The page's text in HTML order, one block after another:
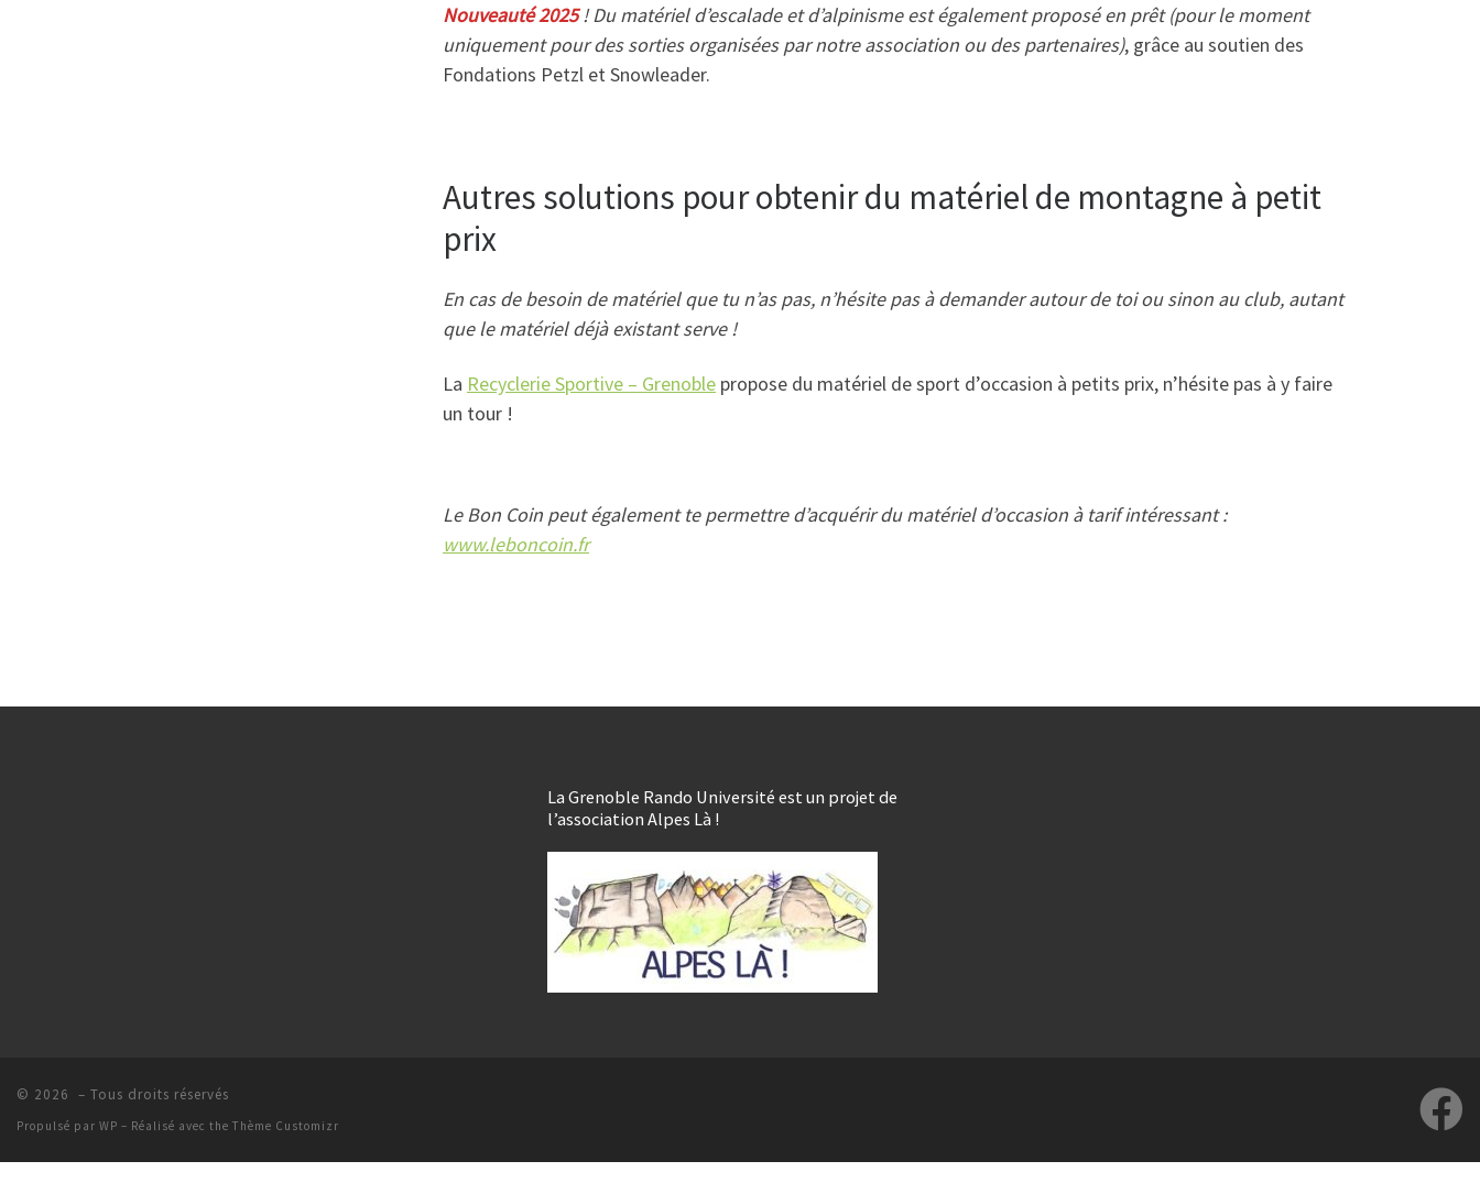
Nouveauté 2025! Du matériel d’escalade et d’alpinisme est également proposé en prêt (pour le moment
uniquement pour des sorties organisées par notre association ou des partenaires), grâce au soutien des
Fondations Petzl et Snowleader.
Autres solutions pour obtenir du matériel de montagne à petit
prix
En cas de besoin de matériel que tu n’as pas, n’hésite pas à demander autour de toi ou sinon au club, autant
que le matériel déjà existant serve !
La Recyclerie Sportive – Grenoble propose du matériel de sport d’occasion à petits prix, n’hésite pas à y faire
un tour !
Le Bon Coin peut également te permettre d’acquérir du matériel d’occasion à tarif intéressant :
www.leboncoin.fr
La Grenoble Rando Université est un projet de
l’association Alpes Là !
© 2026 – Tous droits réservés
Propulsé par WP – Réalisé avec the Thème Customizr